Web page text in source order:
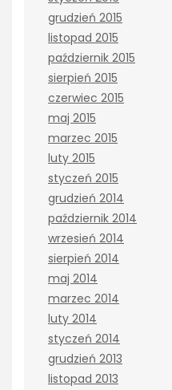
grudzień 2015
listopad 2015
październik 2015
sierpień 2015
czerwiec 2015
maj 2015
marzec 2015
luty 2015
styczeń 2015
grudzień 2014
październik 2014
wrzesień 2014
sierpień 2014
maj 2014
marzec 2014
luty 2014
styczeń 2014
grudzień 2013
listopad 2013